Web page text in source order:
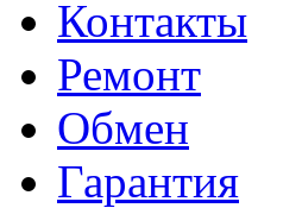
Контакты
Ремонт
Обмен
Гарантия